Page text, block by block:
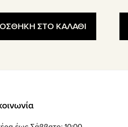
ΣΤΟ ΚΑΛΑΘΙ